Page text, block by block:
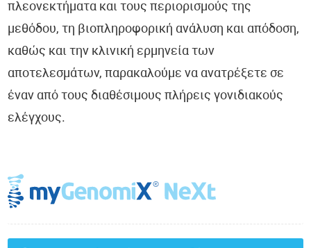
πλεονεκτήματα και τους περιορισμούς της
μεθόδου, τη βιοπληροφορική ανάλυση και απόδοση,
καθώς και την κλινική ερμηνεία των
αποτελεσμάτων, παρακαλούμε να ανατρέξετε σε
έναν από τους διαθέσιμους πλήρεις γονιδιακούς
ελέγχους.